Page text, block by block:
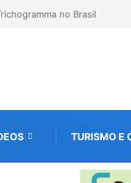
na recuperação
TURISMO E